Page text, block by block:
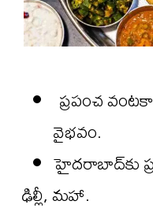
ప్రపంచ
వైభవం.
హైదరాబాద్‌కు
ఢిల్లీ, మహా.